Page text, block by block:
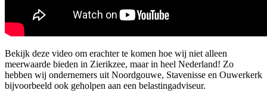
Bekijk deze video om erachter te komen hoe wij niet alleen
meerwaarde bieden in Zierikzee, maar in heel Nederland! Zo
hebben wij ondernemers uit Noordgouwe, Stavenisse en Ouwerkerk
bijvoorbeeld ook geholpen aan een belastingadviseur.